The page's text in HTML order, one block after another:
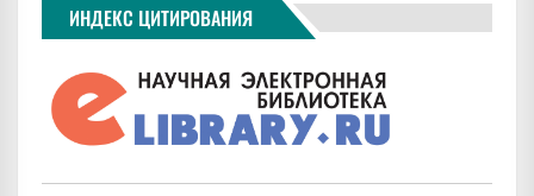
ИНДЕКС ЦИТИРОВАНИЯ